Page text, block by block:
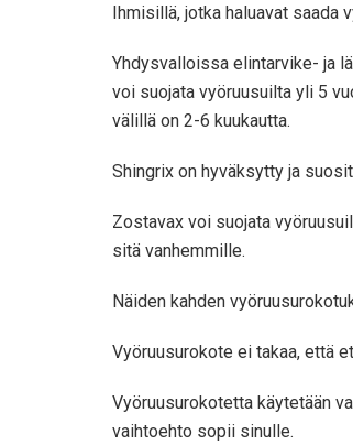
Ihmisillä, jotka haluavat saada
Yhdysvalloissa elintarvike- ja
voi suojata vyöruusuilta yli 5
välillä on 2-6 kuukautta.
Shingrix on hyväksytty ja
Zostavax voi suojata
sitä vanhemmille.
Näiden kahden
Vyöruusurokote ei takaa, että
Vyöruusurokotetta käytetään
vaihtoehto sopii sinulle.